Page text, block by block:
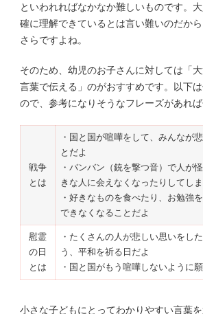
といわれればなかなか難しいものです。
確に理解できているとは言い難いのだか
さらですよね。
そのため、幼児のお子さんに対しては「
言葉で伝える」のがおすすめです。以下
ので、参考になりそうなフレーズがあれば
戦争
とは
・国と国が喧嘩をして、みんなが
とだよ
・バンバン（銃を撃つ音）で人が
きな人に会えなくなったりしてし
・好きなものを食べたり、お勉強
できなくなることだよ
慰霊
の日
とは
・たくさんの人が悲しい思いをし
う、平和を祈る日だよ
・国と国がもう喧嘩しないように
小さな子どもにとってわかりやすい言葉